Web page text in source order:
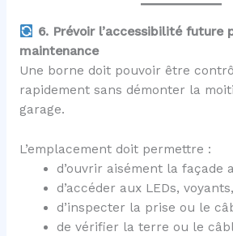
6. Prévoir l’accessibilité future
maintenance
Une borne doit pouvoir être
rapidement sans démonter la
garage.
L’emplacement doit permettre :
d’ouvrir aisément la façade
d’accéder aux LEDs,
d’inspecter la prise ou le
de vérifier la terre ou le